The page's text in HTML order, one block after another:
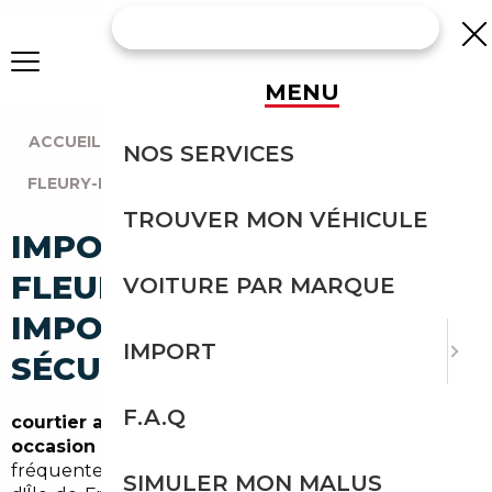
ACCUEIL AGENCE PARIS
FLEURY-MÉROGIS (91700)
IMPORT VOITURE À
FLEURY-MÉROGIS :
IMPORTEZ EN TOUTE
SÉCURITÉ
courtier automobile Fleury-Mérogis
occasion Fleury-Mérogis
fréquentes dans l'Essonne et la grande couronne
MENU
NOS SERVICES
TROUVER MON VÉHICULE
VOITURE PAR MARQUE
IMPORT
F.A.Q
SIMULER MON MALUS